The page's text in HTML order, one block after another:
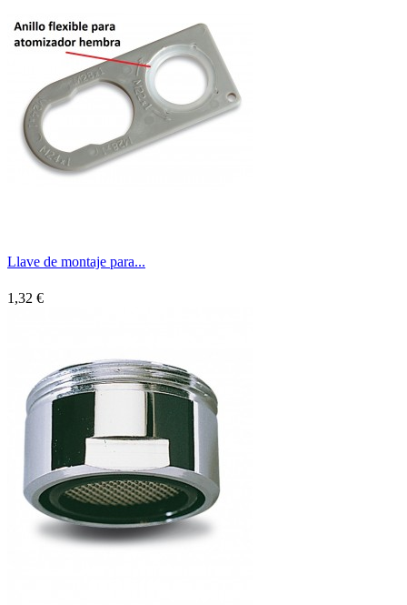
Llave de montaje para...
1,32 €